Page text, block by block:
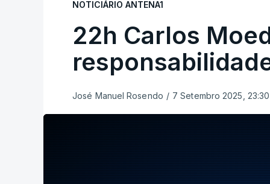
NOTICIÁRIO ANTENA1
22h Carlos
José Manuel Rosendo / 7 Setembro 2025, 23:30